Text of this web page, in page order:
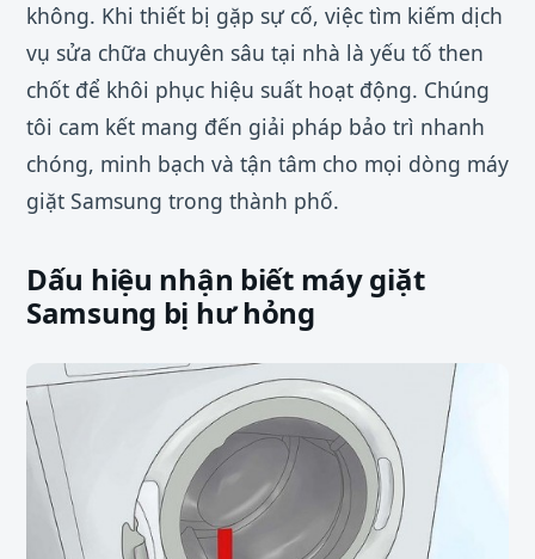
không. Khi thiết bị gặp sự cố, việc tìm kiếm dịch
vụ sửa chữa chuyên sâu tại nhà là yếu tố then
chốt để khôi phục hiệu suất hoạt động. Chúng
tôi cam kết mang đến giải pháp bảo trì nhanh
chóng, minh bạch và tận tâm cho mọi dòng máy
giặt Samsung trong thành phố.
Dấu hiệu nhận biết máy giặt
Samsung bị hư hỏng